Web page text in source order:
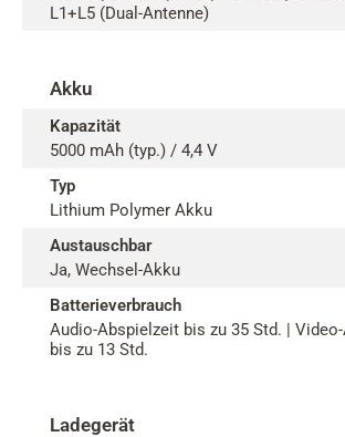
L1+L5 (Dual-Antenne)
Akku
Kapazität
5000 mAh (typ.) / 4,4 V
Typ
Lithium Polymer Akku
Austauschbar
Ja, Wechsel-Akku
Batterieverbrauch
Audio-Abspielzeit bis zu 35 Std. |
bis zu 13 Std.
Ladegerät